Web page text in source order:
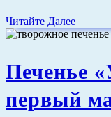
Читайте ДалееЧитайте
Далее
Печенье
первый